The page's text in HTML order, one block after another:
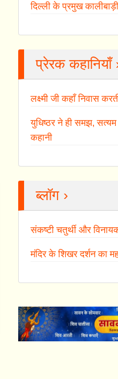
दिल्ली के प्रमुख
प्रेरक कहानियाँ
लक्ष्मी जी कहाँ निवास
युधिष्ठर ने ही समझ,
कहानी
ब्लॉग ›
संकष्टी चतुर्थी और
मंदिर के शिखर दर्शन का